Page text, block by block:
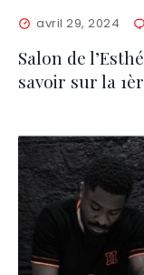
avril 29, 2024
Salon de
savoir sur la